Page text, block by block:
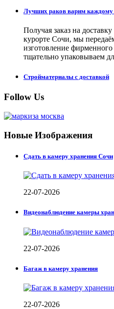
Лучших раков варим каждому
Получая заказ на
курорте Сочи, мы
изготовление
тщательно упаковываем
Стройматериалы с доставкой
Follow Us
Новые Изображения
Сдать в камеру хранения Сочи
22-07-2026
Видеонаблюдение камеры
22-07-2026
Багаж в камеру хранения
22-07-2026